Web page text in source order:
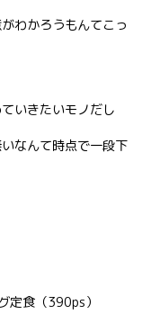
わかろうもんてこっ
いきたいモノだし
なんて時点で一段下
（390ps）